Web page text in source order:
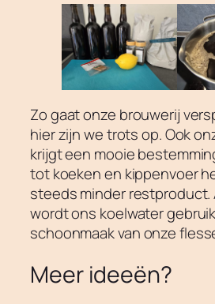
Zo gaat onze brouwerij
hier zijn we trots op. Ook
krijgt een mooie
tot koeken en kippenvoer
steeds minder restproduct.
wordt ons koelwater
schoonmaak van onze
Meer ideeën?